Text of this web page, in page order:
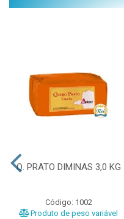
Q. PRATO DIMINAS 3,0 KG
Código: 1002
Produto de peso variável